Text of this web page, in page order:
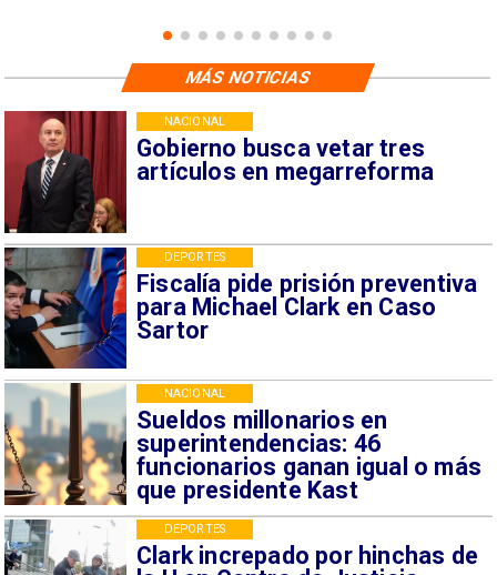
Gobierno busca vetar tres
artículos en megarreforma
NACIONAL
Fiscalía pide prisión preventiva
para Michael Clark en Caso
Sartor
DEPORTES
Sueldos millonarios en
superintendencias: 46
funcionarios ganan igual o más
que presidente Kast
NACIONAL
Clark increpado por hinchas de
DEPORTES
MÁS NOTICIAS